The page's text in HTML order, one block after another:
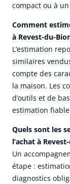
compact ou à
Comment
à Revest-du-
L’estimation
similaires
compte des
la maison. Les
d’outils et de
estimation
Quels sont les
l’achat à
Un
étape :
diagnostics